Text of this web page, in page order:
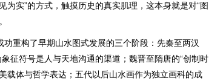
为实”的方式，触摸历史的真实肌理，这本身就是对“图
重构了早期山水图式发展的三个阶段：先秦至两汉
征符号是人与天地沟通的渠道；魏晋至隋唐的“创制时
载体与哲学表达；五代以后山水画作为独立画科的成